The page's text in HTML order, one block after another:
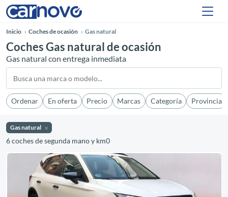
Inicio Coches de ocasión Gas natural
Coches Gas natural de ocasión
Gas natural con entrega inmediata
Ordenar En oferta Precio Marcas Categoría Provincia
Gas natural
6 coches de segunda mano y km0